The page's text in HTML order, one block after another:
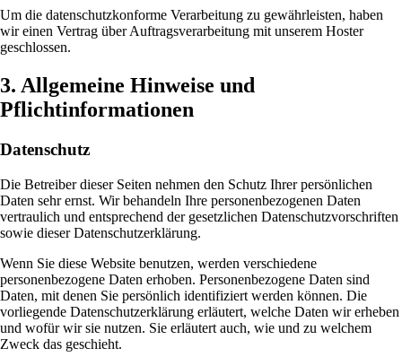
Um die datenschutzkonforme Verarbeitung zu gewährleisten, haben
wir einen Vertrag über Auftragsverarbeitung mit unserem Hoster
geschlossen.
3. Allgemeine Hinweise und
Pflichtinformationen
Datenschutz
Die Betreiber dieser Seiten nehmen den Schutz Ihrer persönlichen
Daten sehr ernst. Wir behandeln Ihre personenbezogenen Daten
vertraulich und entsprechend der gesetzlichen Datenschutzvorschriften
sowie dieser Datenschutzerklärung.
Wenn Sie diese Website benutzen, werden verschiedene
personenbezogene Daten erhoben. Personenbezogene Daten sind
Daten, mit denen Sie persönlich identifiziert werden können. Die
vorliegende Datenschutzerklärung erläutert, welche Daten wir erheben
und wofür wir sie nutzen. Sie erläutert auch, wie und zu welchem
Zweck das geschieht.